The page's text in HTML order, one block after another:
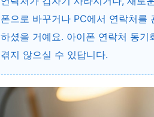
폰으로 바꾸거나 PC에서 연락처
하셨을 거예요. 아이폰 연락처 동
겪지 않으실 수 있답니다.